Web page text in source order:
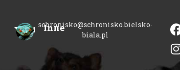
schronisko@schronisko.bielsko-
biala.pl
Inne